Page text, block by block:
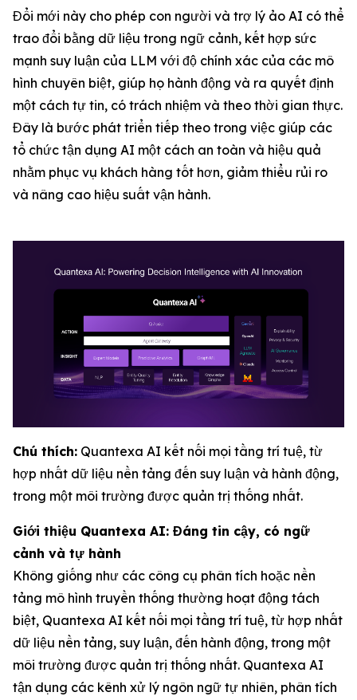
Đổi mới này cho phép con người và trợ lý ảo AI có thể
trao đổi bằng dữ liệu trong ngữ cảnh, kết hợp sức
mạnh suy luận của LLM với độ chính xác của các mô
hình chuyên biệt, giúp họ hành động và ra quyết định
một cách tự tin, có trách nhiệm và theo thời gian thực.
Đây là bước phát triển tiếp theo trong việc giúp các
tổ chức tận dụng AI một cách an toàn và hiệu quả
nhằm phục vụ khách hàng tốt hơn, giảm thiểu rủi ro
và nâng cao hiệu suất vận hành.
Chú thích: Quantexa AI kết nối mọi tầng trí tuệ, từ
hợp nhất dữ liệu nền tảng đến suy luận và hành động,
trong một môi trường được quản trị thống nhất.
Giới thiệu Quantexa AI: Đáng tin cậy, có ngữ
cảnh và tự hành
Không giống như các công cụ phân tích hoặc nền
tảng mô hình truyền thống thường hoạt động tách
biệt, Quantexa AI kết nối mọi tầng trí tuệ, từ hợp nhất
dữ liệu nền tảng, suy luận, đến hành động, trong một
môi trường được quản trị thống nhất. Quantexa AI
tận dụng các kênh xử lý ngôn ngữ tự nhiên, phân tích